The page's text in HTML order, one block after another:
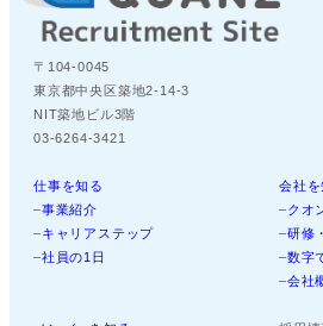
〒104-0045
東京都中央区築地2-14-3
NIT築地ビル3階
03-6264-3421
仕事を知る
–事業紹介
–キャリアステップ
–社員の1日
会社を
–クオ
–研修
–数字
–会社